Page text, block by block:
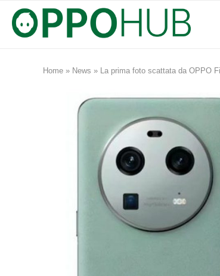
Home » News » La prima foto scattata da OPPO